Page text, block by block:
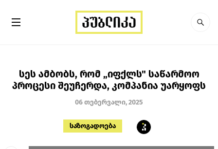
სეს ამბობს, რომ „იფქლს" საწარმოო
პროცესი შეუჩერდა, კომპანია უარყოფს
06 თებერვალი, 2025
საზოგადოება